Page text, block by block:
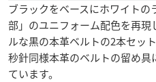
ブラックをベースにホワイト
部」のユニフォーム配色を再
ルな黒の本革ベルトの2本セット
秒針同様本革のベルトの留め
ています。